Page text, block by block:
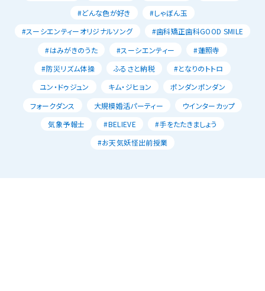
#どんな色が好き
#しゃぼん玉
#スーシエンティーオリジナルソング
#歯科矯正歯科GOOD SMILE
#はみがきのうた
#スーシエンティー
#蓮照寺
#防災リズム体操
ふるさと納税
#となりのトトロ
ユン・ドゥジュン
キム・ジヒョン
ポンダンポンダン
フォークダンス
大規模婚活パーティー
ウインターカップ
気象予報士
#BELIEVE
#手をたたきましょう
#お天気妖怪出前授業